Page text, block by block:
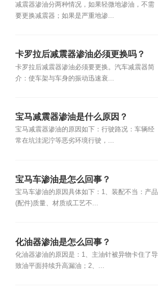
减震器渗油分两种情况，如果轻微地渗油，不需
要更换减震器；如果是严重地渗...
卡罗拉后减震器渗油必须更换吗？
卡罗拉后减震器渗油必须要更换。汽车减震器简
介：使车架与车身的振动迅速衰...
宝马减震器渗油是什么原因？
宝马减震器渗油的原因如下：行驶路况：车辆经
常在坑洼泥泞等恶劣环境行驶，...
宝马车渗油是怎么回事？
宝马车渗油的原因具体如下：1、装配不当：产品
(配件)质量、材质或工艺不...
化油器渗油是怎么回事？
化油器渗油的原因是：1、主油针被异物卡住了导
致油平面持续升高漏油；2、...